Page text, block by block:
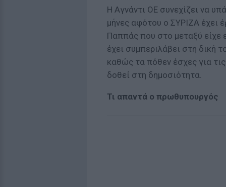
Η Αγνάντι ΟΕ συνεχίζει να
μήνες αφότου ο ΣΥΡΙΖΑ έχει
Παππάς που στο μεταξύ είχε
έχει συμπεριλάβει στη δική
καθώς τα πόθεν έσχες για
δοθεί στη δημοσιότητα.
Τι απαντά ο πρωθυπουργός